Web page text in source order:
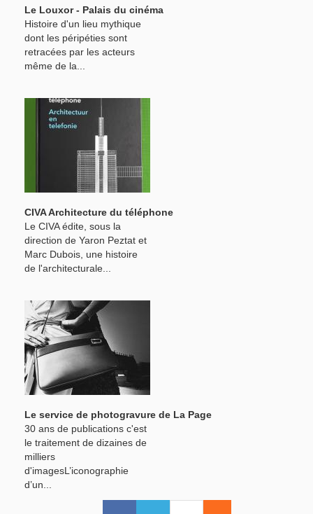
Le Louxor - Palais du cinéma
Histoire d'un lieu mythique
dont les péripéties sont
retracées par les acteurs
même de la...
CIVA Architecture du téléphone
Le CIVA édite, sous la
direction de Yaron Peztat et
Marc Dubois, une histoire
de l'architecturale...
Le service de photogravure de La Page
30 ans de publications c'est
le traitement de dizaines de
milliers
d'imagesL’iconographie
d’un...